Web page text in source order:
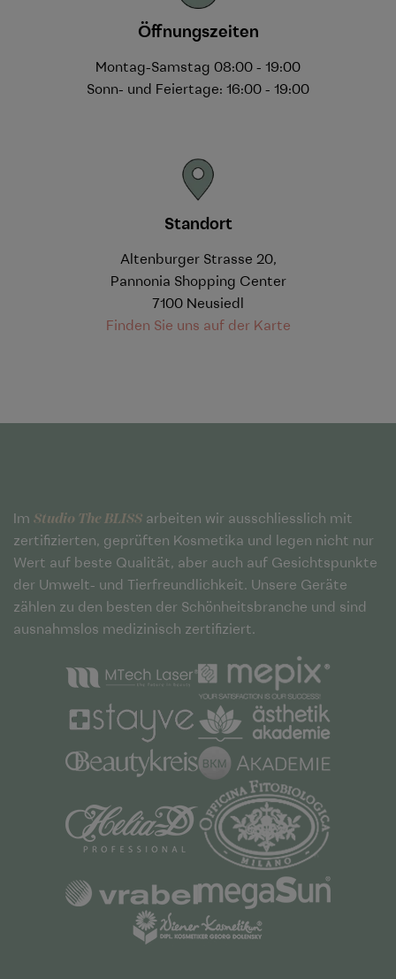
Öffnungszeiten
Montag-Samstag 08:00 - 19:00
Sonn- und Feiertage: 16:00 - 19:00
Standort
Altenburger Strasse 20,
Pannonia Shopping Center
7100 Neusiedl
Finden Sie uns auf der Karte
Im Studio The BLISS arbeiten wir ausschliesslich mit
zertifizierten, geprüften Kosmetika und legen nicht nur
Wert auf beste Qualität, aber auch auf Gesichtspunkte
der Umwelt- und Tierfreundlichkeit. Unsere Geräte
zählen zu den besten der Schönheitsbranche und sind
ausnahmslos medizinisch zertifiziert.